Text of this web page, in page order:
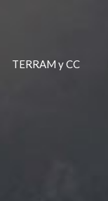
TERRAM y CC